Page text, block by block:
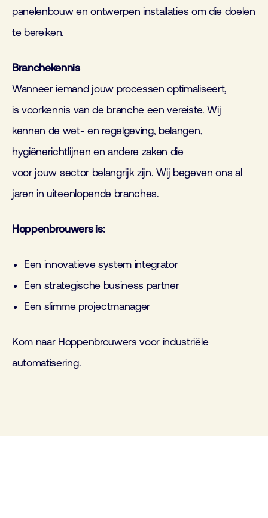
panelenbouwen ontwerpen installaties om die doelen
te bereiken.
Branchekennis
Wanneer iemand jouw processen optimaliseert,
isvoorkennis van de branche eenvereiste. Wij
kennen de wet- en regelgeving, belangen,
hygiënerichtlijnen en andere zaken die
voor jouw sectorbelangrijk zijn.Wij begeven ons al
jaren in uiteenlopende branches.
Hoppenbrouwers is:
Een innovatieve system integrator
Een strategische business partner
Een slimme projectmanager
Kom naar Hoppenbrouwers voor industriële
automatisering.